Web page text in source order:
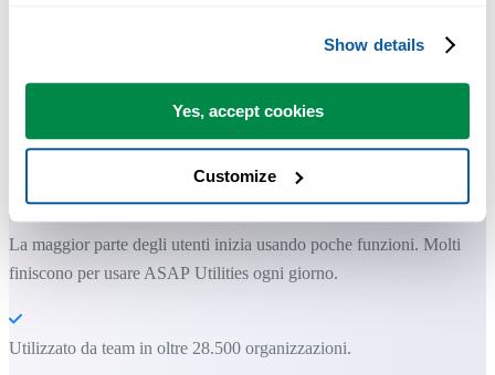
Show details
Yes, accept cookies
Customize
Puoi iniziare subito. Nessuna formazione necessaria.
La maggior parte degli utenti inizia usando poche funzioni. Molti
finiscono per usare ASAP Utilities ogni giorno.
Utilizzato da team in oltre 28.500 organizzazioni.